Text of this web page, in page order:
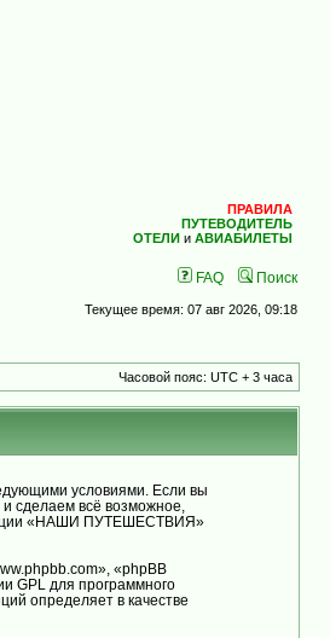
ПРАВИЛА
ПУТЕВОДИТЕЛЬ
ОТЕЛИ и АВИАБИЛЕТЫ
FAQ Поиск
Текущее время: 07 авг 2026, 09:18
Часовой пояс: UTC + 3 часа
условиями. Если вы
сделаем всё возможное,
«НАШИ ПУТЕШЕСТВИЯ»
«phpBB
GPL для программного
определяет в качестве